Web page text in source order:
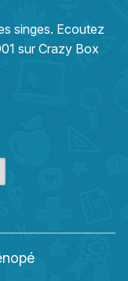
singes. Ecoutez
sur Crazy Box